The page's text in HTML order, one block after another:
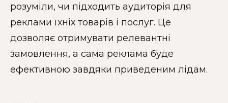
розуміли, чи підходить аудиторія для
реклами їхніх товарів і послуг. Це
дозволяє отримувати релевантні
замовлення, а сама реклама буде
ефективною завдяки приведеним лідам.